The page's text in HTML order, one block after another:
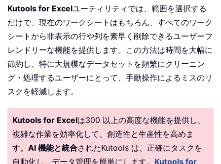
Kutools for Excelユーティリティでは、範囲を選択する
だけで、現在のワークシートはもちろん、すべてのワーク
シートから非表示の行や列を素早く削除できるユーザーフ
レンドリーな機能を提供します。この方法は時間を大幅に
節約し、特に大規模なデータセットを頻繁にクリーニン
グ・処理するユーザーにとって、手動操作によるミスのリ
スクを軽減します。
Kutools for Excelは300 以上の高度な機能を提供し、
複雑な作業を効率化して、創造性と生産性を高めま
す。 AI 機能と統合されたKutools は、正確にタスクを
自動化し、データ管理を簡単にします。 Kutools for